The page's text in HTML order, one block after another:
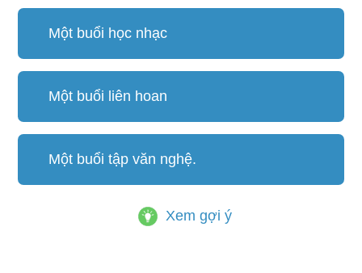
Một buổi học nhạc
Một buổi liên hoan
Một buổi tập văn nghệ.
Xem gợi ý